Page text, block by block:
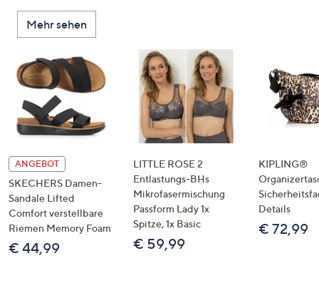
nach
unten
oder
wischen
Sie
Touch-
Geräten
links
bzw.
rechts,
um
diese
anzuzeigen.
Mehr sehen
ANGEBOT
SKECHERS Damen-
Sandale Lifted
Comfort verstellbare
Riemen Memory Foam
€ 44,99
LITTLE ROSE 2
Entlastungs-BHs
Mikrofasermischung
Passform Lady 1x
Spitze, 1x Basic
€ 59,99
KIPLING®
Details
€ 72,99